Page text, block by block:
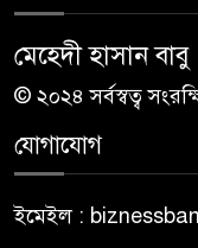
মেহেদী হাসান বাবু
© ২০২৪ সর্বস্বত্ব
যোগাযোগ
ইমেইল :